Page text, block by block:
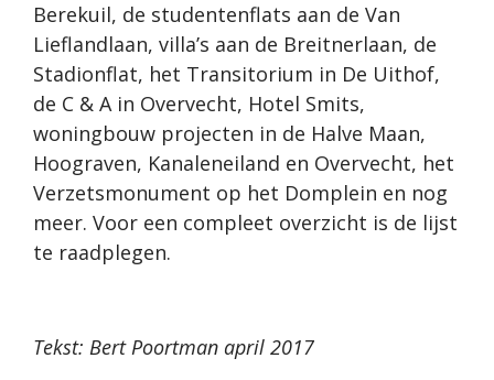
Berekuil, de studentenflats aan de Van
Lieflandlaan, villa’s aan de Breitnerlaan, de
Stadionflat, het Transitorium in De Uithof,
de C & A in Overvecht, Hotel Smits,
woningbouw projecten in de Halve Maan,
Hoograven, Kanaleneiland en Overvecht, het
Verzetsmonument op het Domplein en nog
meer. Voor een compleet overzicht is de lijst
te raadplegen.
Tekst: Bert Poortman april 2017